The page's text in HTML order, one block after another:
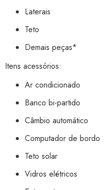
Laterais
Teto
Demais peças*
Itens acessórios:
Ar condicionado
Banco bi-partido
Câmbio automático
Computador de bordo
Teto solar
Vidros elétricos